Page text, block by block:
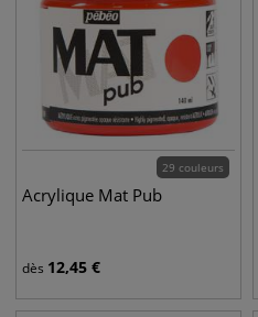
29 couleurs
Acrylique Mat Pub
dès 12,45 €